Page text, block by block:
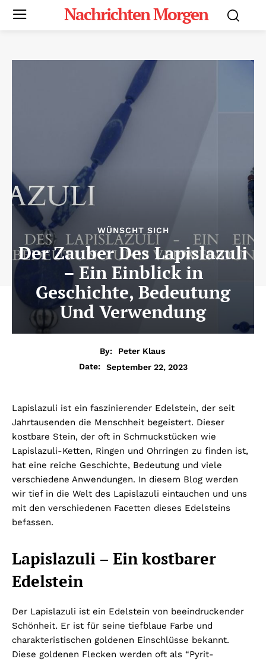
Nachrichten Morgen
WÜNSCHT SICH
Der Zauber Des Lapislazuli
– Ein Einblick in
Geschichte, Bedeutung
Und Verwendung
By:
Peter Klaus
Date:
September 22, 2023
Lapislazuli ist ein faszinierender Edelstein, der seit
Jahrtausenden die Menschheit begeistert. Dieser
kostbare Stein, der oft in Schmuckstücken wie
Lapislazuli-Ketten, Ringen und Ohrringen zu finden ist,
hat eine reiche Geschichte, Bedeutung und viele
verschiedene Anwendungen. In diesem Blog werden
wir tief in die Welt des Lapislazuli eintauchen und uns
mit den verschiedenen Facetten dieses Edelsteins
befassen.
Lapislazuli – Ein kostbarer
Edelstein
Der Lapislazuli ist ein Edelstein von beeindruckender
Schönheit. Er ist für seine tiefblaue Farbe und
charakteristischen goldenen Einschlüsse bekannt.
Diese goldenen Flecken werden oft als “Pyrit-